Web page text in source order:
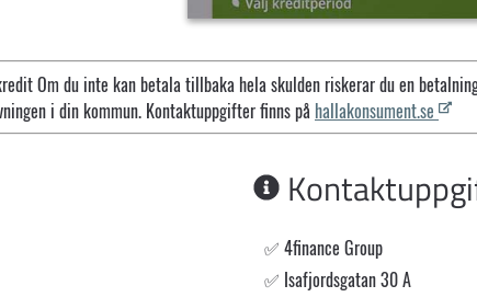
Om du inte kan betala tillbaka hela skulden riskerar du en
i din kommun. Kontaktuppgifter finns på hallakonsument.se
4finance Group
Isafjordsgatan 30 A